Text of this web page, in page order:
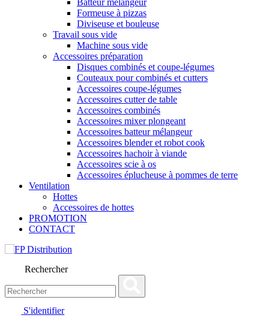
Batteur mélangeur
Formeuse à pizzas
Diviseuse et bouleuse
Travail sous vide
Machine sous vide
Accessoires préparation
Disques combinés et coupe-légumes
Couteaux pour combinés et cutters
Accessoires coupe-légumes
Accessoires cutter de table
Accessoires combinés
Accessoires mixer plongeant
Accessoires batteur mélangeur
Accessoires blender et robot cook
Accessoires hachoir à viande
Accessoires scie à os
Accessoires éplucheuse à pommes de terre
Ventilation
Hottes
Accessoires de hottes
PROMOTION
CONTACT
Rechercher
S'identifier